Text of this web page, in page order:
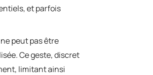
et parfois
peut pas être
Ce geste, discret
limitant ainsi